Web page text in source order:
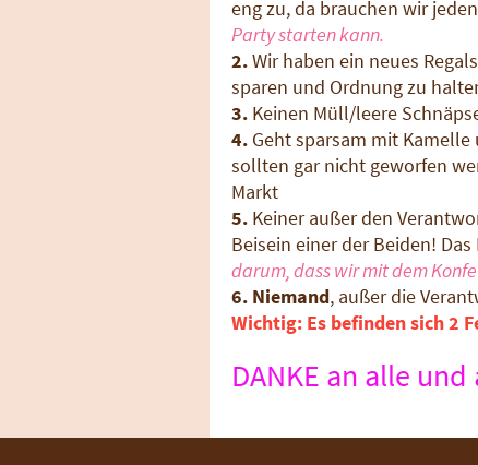
eng zu, da brauchen wir
Party starten kann.
2.Wir haben ein neues
sparen und Ordnung zu
3. Keinen Müll/leere
4. Geht sparsam mit
sollten gar nicht geworfen
Markt
5. Keiner außer den
Beisein einer der Beiden!
darum, dass wir mit dem
6. Niemand, außer die
Wichtig: Es befinden sich 2
DANKE an alle